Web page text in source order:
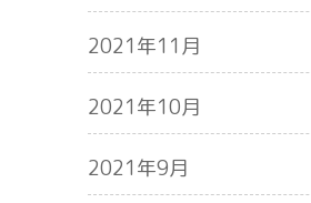
2021年11月
2021年10月
2021年9月